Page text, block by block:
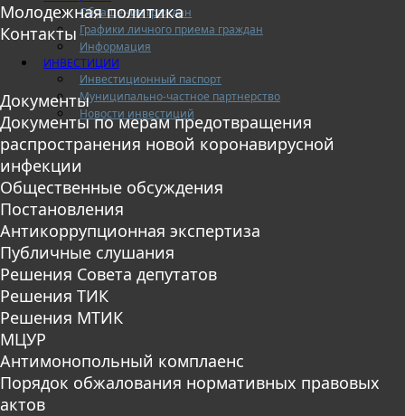
Обращения граждан
Графики личного приема граждан
Информация
ИНВЕСТИЦИИ
Инвестиционный паспорт
Муниципально-частное партнерство
Новости инвестиций
Молодежная политика
Контакты
Документы
Документы по мерам предотвращения
распространения новой коронавирусной
инфекции
Общественные обсуждения
Постановления
Антикоррупционная экспертиза
Публичные слушания
Решения Совета депутатов
Решения ТИК
Решения МТИК
МЦУР
Антимонопольный комплаенс
Порядок обжалования нормативных правовых
актов